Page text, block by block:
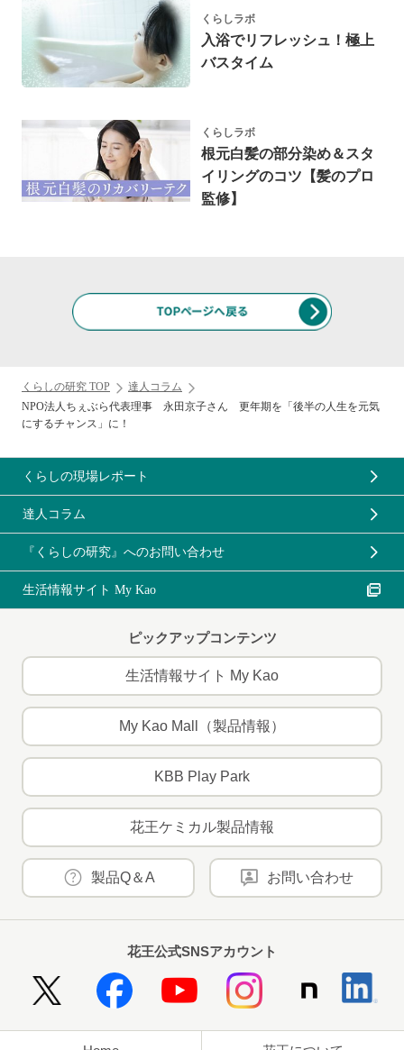
くらしラボ
入浴でリフレッシュ！極上
バスタイム
くらしラボ
根元白髪の部分染め＆スタ
イリングのコツ【髪のプロ
監修】
くらしの研究 TOP
達人コラム
NPO法人ちぇぶら代表理事 永田京子さん 更年期を「後半の人生を元気
にするチャンス」に！
くらしの現場レポート
達人コラム
『くらしの研究』へのお問い合わせ
生活情報サイト My Kao
ピックアップコンテンツ
生活情報サイト My Kao
My Kao Mall（製品情報）
KBB Play Park
花王ケミカル製品情報
製品Q＆A お問い合わせ
花王公式SNSアカウント